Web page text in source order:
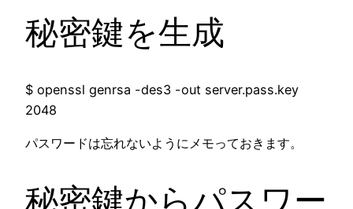
秘密鍵を生成
$ openssl genrsa -des3 -out server.pass.key
2048
パスワードは忘れないようにメモっておきます。
秘密鍵からパスワー